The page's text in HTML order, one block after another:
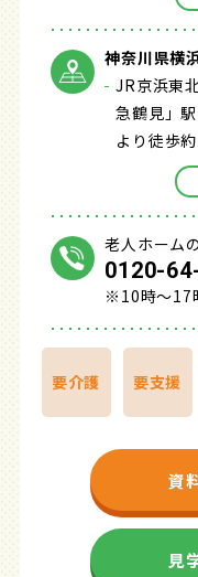
神奈川県横
JR京浜東
急鶴見」
より徒歩
老人ホーム
0120-
※10時～17
要介護 要支援
資
見